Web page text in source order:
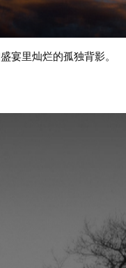
宴里灿烂的孤独背影。